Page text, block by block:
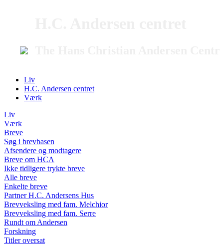
Liv
H.C. Andersen centret
Værk
Liv
Værk
Breve
Søg i brevbasen
Afsendere og modtagere
Breve om HCA
Ikke tidligere trykte breve
Alle breve
Enkelte breve
Partner H.C. Andersens Hus
Brevveksling med fam. Melchior
Brevveksling med fam. Serre
Rundt om Andersen
Forskning
Titler oversat